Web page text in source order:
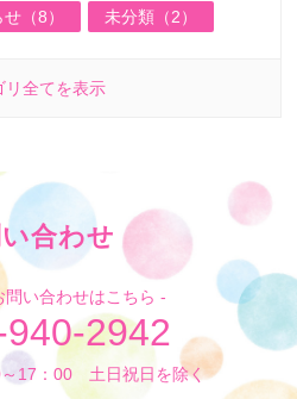
（8） 未分類（2）
リ全てを表示
合わせ
い合わせはこちら -
2942
17：00 土日祝日を除く